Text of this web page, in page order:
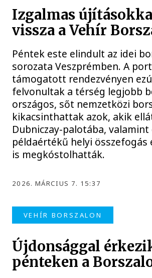
Izgalmas
vissza a Vehír
Péntek este elindult az idei
sorozata Veszprémben. A
támogatott rendezvényen
felvonultak a térség legjobb
országos, sőt nemzetközi
kikacsinthattak azok, akik
Dubniczay-palotába, valamint
példaértékű helyi összefogás
is megkóstolhatták.
2026. MÁRCIUS 7. 15:37
VEHÍR BORSZALON
Újdonsággal
pénteken a